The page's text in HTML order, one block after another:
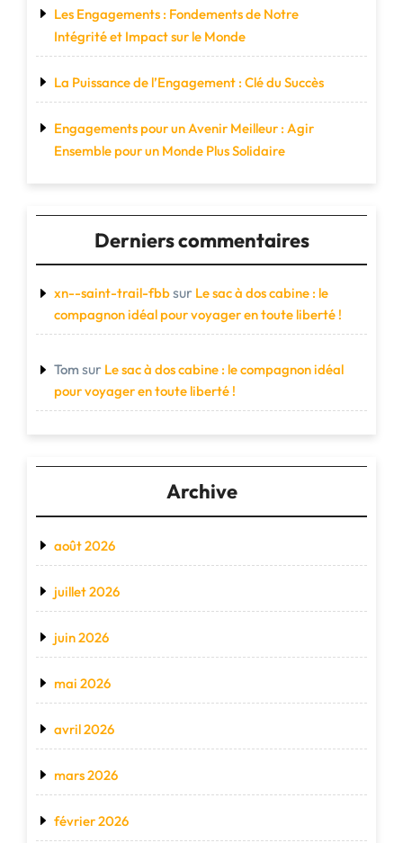
Les Engagements : Fondements de Notre
Intégrité et Impact sur le Monde
La Puissance de l’Engagement : Clé du Succès
Engagements pour un Avenir Meilleur : Agir
Ensemble pour un Monde Plus Solidaire
Derniers commentaires
xn--saint-trail-fbbsur Le sac à dos cabine : le
compagnon idéal pour voyager en toute liberté !
Tom sur Le sac à dos cabine : le compagnon idéal
pour voyager en toute liberté !
Archive
août 2026
juillet 2026
juin 2026
mai 2026
avril 2026
mars 2026
février 2026